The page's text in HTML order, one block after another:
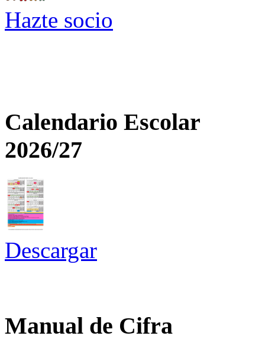
Hazte socio
Calendario Escolar
2026/27
Descargar
Manual de Cifra